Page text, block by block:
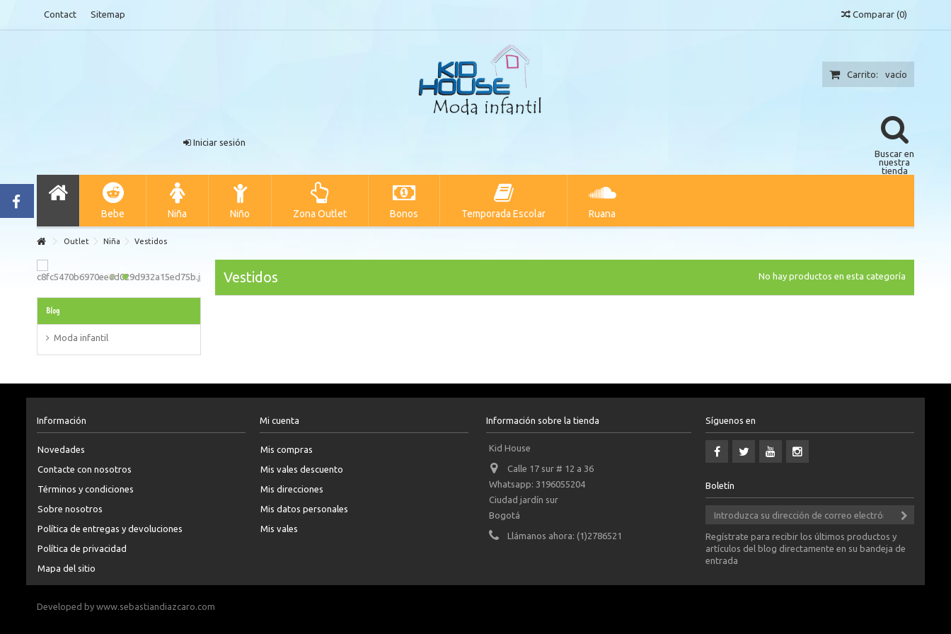
Contact Sitemap Comparar (0)
Carrito: vacío
Buscar en
nuestra
tienda
Iniciar sesión
Bebe Niña Niño Zona Outlet Bonos Temporada Escolar Ruana
Outlet Niña Vestidos
Vestidos No hay productos en esta categoría
Blog
Moda infantil
Información
Novedades
Contacte con nosotros
Términos y condiciones
Sobre nosotros
Política de entregas y devoluciones
Política de privacidad
Mapa del sitio
Mi cuenta
Mis compras
Mis vales descuento
Mis direcciones
Mis datos personales
Mis vales
Información sobre la tienda
Kid House
Calle 17 sur # 12 a 36
Whatsapp: 3196055204
Ciudad jardín sur
Bogotá
Llámanos ahora: (1)2786521
Síguenos en
Boletín
Regístrate para recibir los últimos productos y
artículos del blog directamente en su bandeja de
entrada
Developed by www.sebastiandiazcaro.com